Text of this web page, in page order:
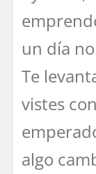
un día
Te
vistes
algo